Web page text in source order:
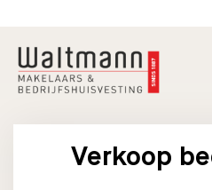
Verkoop